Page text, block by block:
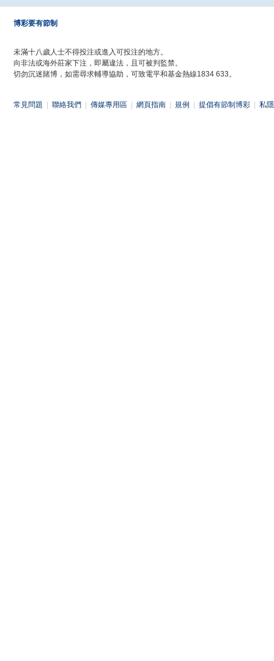
博彩要有節制
未滿十八歲人士不得投注或進入可投注的地方。
向非法或海外莊家下注，即屬違法，且可被判監禁。
切勿沉迷賭博，如需尋求輔導協助，可致電平和基金熱線1834 633。
常見問題 聯絡我們 傳媒專用區 網頁指南 規例 提倡有節制博彩 私